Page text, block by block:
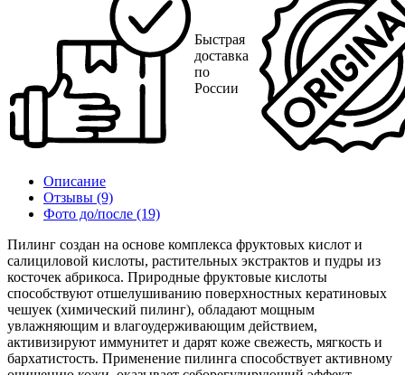
Быстрая
доставка
по
России
Описание
Отзывы (9)
Фото до/после (19)
Пилинг создан на основе комплекса фруктовых кислот и
салициловой кислоты, растительных экстрактов и пудры из
косточек абрикоса. Природные фруктовые кислоты
способствуют отшелушиванию поверхностных кератиновых
чешуек (химический пилинг), обладают мощным
увлажняющим и влагоудерживающим действием,
активизируют иммунитет и дарят коже свежесть, мягкость и
бархатистость. Применение пилинга способствует активному